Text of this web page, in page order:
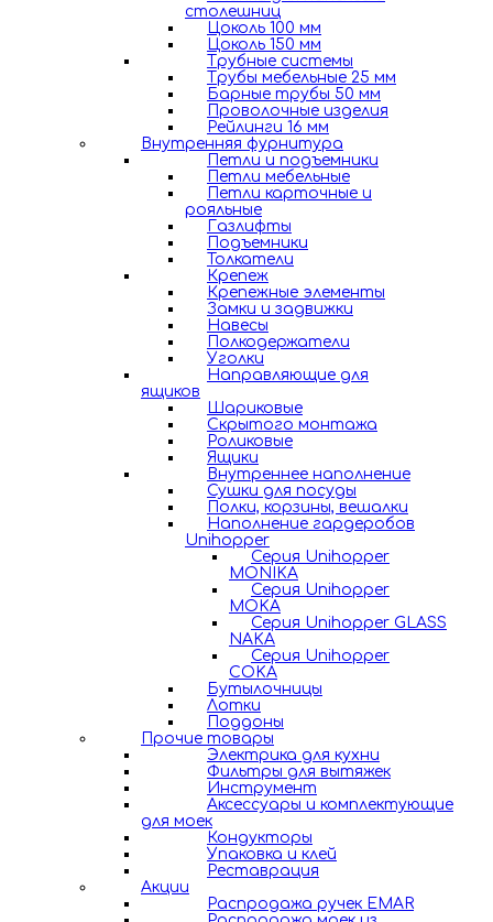
столешниц
Цоколь 100 мм
Цоколь 150 мм
Трубные системы
Трубы мебельные 25 мм
Барные трубы 50 мм
Проволочные изделия
Рейлинги 16 мм
Внутренняя фурнитура
Петли и подъемники
Петли мебельные
Петли карточные и
рояльные
Газлифты
Подъемники
Толкатели
Крепеж
Крепежные элементы
Замки и задвижки
Навесы
Полкодержатели
Уголки
Направляющие для
ящиков
Шариковые
Скрытого монтажа
Роликовые
Ящики
Внутреннее наполнение
Сушки для посуды
Полки, корзины, вешалки
Наполнение гардеробов
Unihopper
Серия Unihopper
MONIKA
Серия Unihopper
MOKA
Серия Unihopper GLASS
NAKA
Серия Unihopper
COKA
Бутылочницы
Лотки
Поддоны
Прочие товары
Электрика для кухни
Фильтры для вытяжек
Инструмент
Аксессуары и комплектующие
для моек
Кондукторы
Упаковка и клей
Реставрация
Акции
Распродажа ручек EMAR